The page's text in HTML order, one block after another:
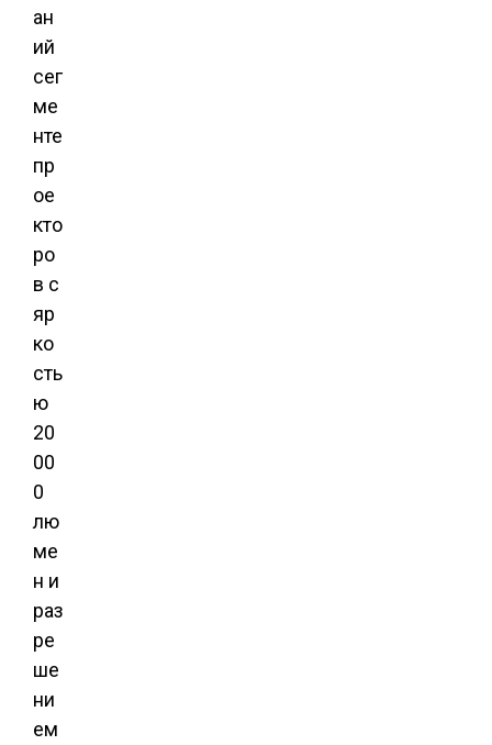
ан
ий
сег
ме
нте
пр
ое
кто
ро
в с
яр
ко
сть
ю
20
00
0
лю
ме
н и
раз
ре
ше
ни
ем